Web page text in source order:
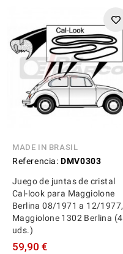
MADE IN BRASIL
Referencia: DMV0303
Juego de juntas de cristal
Cal-look para Maggiolone
Berlina 08/1971 a 12/1977,
Maggiolone 1302 Berlina (4
uds.)
59,90 €